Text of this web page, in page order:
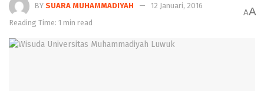
BY SUARA MUHAMMADIYAH
12 Januari, 2016
Reading Time: 1 min read
AA